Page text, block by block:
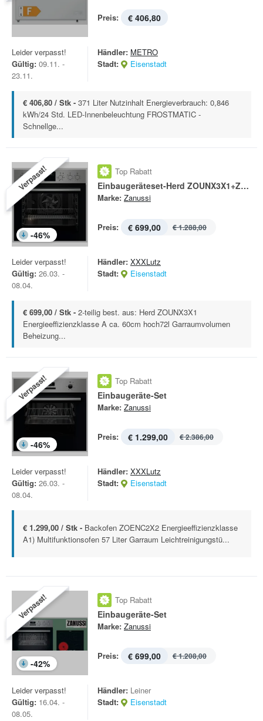
Preis: € 406,80
Leider verpasst!
Gültig: 09.11. -
23.11.
Händler: METRO
Stadt:
Eisenstadt
€ 406,80 / Stk - 371 Liter Nutzinhalt Energieverbrauch: 0,846
kWh/24 Std. LED-Innenbeleuchtung FROSTMATIC -
Schnellge...
Verpasst!
-46%
Top Rabatt
Einbaugeräteset-Herd ZOUNX3X1+ZHDN640X
Marke: Zanussi
Preis: € 699,00 € 1.288,00
Leider verpasst!
Gültig: 26.03. -
08.04.
Händler: XXXLutz
Stadt:
Eisenstadt
€ 699,00 / Stk - 2-teilig best. aus: Herd ZOUNX3X1
Energieeffizienzklasse A ca. 60cm hoch72l Garraumvolumen
Beheizung...
Verpasst!
-46%
Top Rabatt
Einbaugeräte-Set
Marke: Zanussi
Preis: € 1.299,00 € 2.386,00
Leider verpasst!
Gültig: 26.03. -
08.04.
Händler: XXXLutz
Stadt:
Eisenstadt
€ 1.299,00 / Stk - Backofen ZOENC2X2 Energieeffizienzklasse
A1) Multifunktionsofen 57 Liter Garraum Leichtreinigungstü...
Verpasst!
-42%
Top Rabatt
Einbaugeräte-Set
Marke: Zanussi
Preis: € 699,00 € 1.208,00
Leider verpasst!
Gültig: 16.04. -
08.05.
Händler: Leiner
Stadt:
Eisenstadt